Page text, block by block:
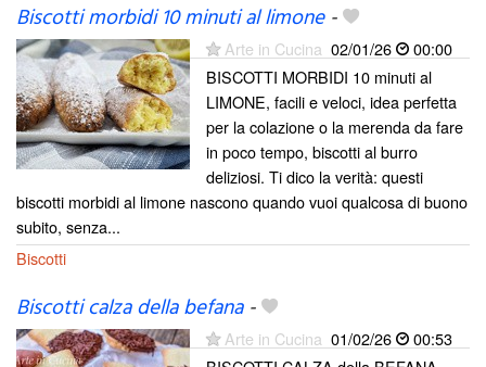
Biscotti morbidi 10 minuti al limone-
Arte in Cucina 02/01/26
00:00
BISCOTTI MORBIDI 10 minuti al
LIMONE, facili e veloci, idea perfetta
per la colazione o la merenda da fare
in poco tempo, biscotti al burro
deliziosi. Ti dico la verità: questi
biscotti morbidi al limone nascono quando vuoi qualcosa di buono
subito, senza...
Biscotti
Biscotti calza della befana-
Arte in Cucina 01/02/26
00:53